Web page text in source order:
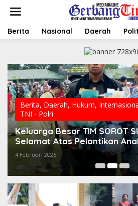
t
Berita Nasional Daerah
Berita, Daerah, Hukum,
TNI - Polri
Keluarga Besar TIM SOROT
Selamat Atas Pelantikan
Pimred Gerbang Timur News
Prajurit TNI
4 Februari 2026